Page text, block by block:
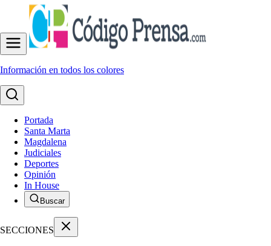
Información en todos los colores
Portada
Santa Marta
Magdalena
Judiciales
Deportes
Opinión
In House
Buscar
SECCIONES